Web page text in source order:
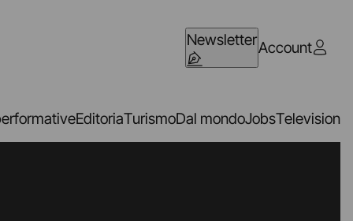
NewsletterAccount
EditoriaTurismoDal mondoJobsTelevision